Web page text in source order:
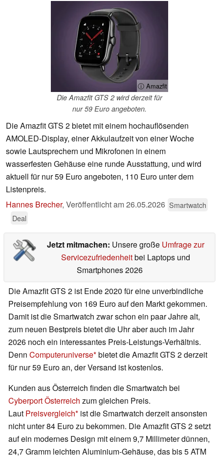
ⓘ Amazfit
Die Amazfit GTS 2 wird derzeit für
nur 59 Euro angeboten.
Die Amazfit GTS 2 bietet mit einem hochauflösenden
AMOLED-Display, einer Akkulaufzeit von einer Woche
sowie Lautsprechern und Mikrofonen in einem
wasserfesten Gehäuse eine runde Ausstattung, und wird
aktuell für nur 59 Euro angeboten, 110 Euro unter dem
Listenpreis.
Hannes Brecher, Veröffentlicht am26.05.2026 Smartwatch
Deal
Jetzt mitmachen: Unsere große Umfrage zur
Servicezufriedenheitbei Laptops und
Smartphones 2026
Die Amazfit GTS 2 ist Ende 2020 für eine unverbindliche
Preisempfehlung von 169 Euro auf den Markt gekommen.
Damit ist die Smartwatch zwar schon ein paar Jahre alt,
zum neuen Bestpreis bietet die Uhr aber auch im Jahr
2026 noch ein interessantes Preis-Leistungs-Verhältnis.
Denn Computeruniverse bietet die Amazfit GTS 2 derzeit
für nur 59 Euro an, der Versand ist kostenlos.
Kunden aus Österreich finden die Smartwatch bei
Cyberport Österreich zum gleichen Preis.
Laut Preisvergleich ist die Smartwatch derzeit ansonsten
nicht unter 84 Euro zu bekommen. Die Amazfit GTS 2 setzt
auf ein modernes Design mit einem 9,7 Millimeter dünnen,
24,7 Gramm leichten Aluminium-Gehäuse, das bis 5 ATM